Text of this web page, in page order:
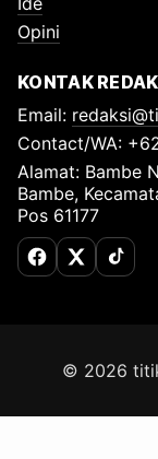
Opini
KONTAK
Email:
Contact/WA:
Alamat: Bambe
Bambe,
Pos 61177
Facebook
X (Twitter)
TikTok
© 2026